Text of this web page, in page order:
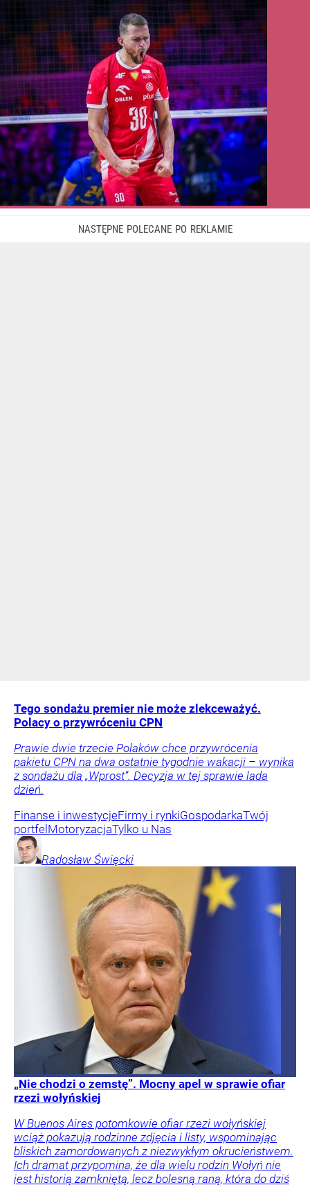
Tego sondażu premier nie może zlekceważyć.
Polacy o przywróceniu CPN
Prawie dwie trzecie Polaków chce przywrócenia
pakietu CPN na dwa ostatnie tygodnie wakacji – wynika
z sondażu dla „Wprost”. Decyzja w tej sprawie lada
dzień.
Finanse i inwestycjeFirmy i rynkiGospodarkaTwój
portfelMotoryzacjaTylko u Nas
Radosław Święcki
„Nie chodzi o zemstę”. Mocny apel w sprawie ofiar
rzezi wołyńskiej
W Buenos Aires potomkowie ofiar rzezi wołyńskiej
wciąż pokazują rodzinne zdjęcia i listy, wspominając
bliskich zamordowanych z niezwykłym okrucieństwem.
Ich dramat przypomina, że dla wielu rodzin Wołyń nie
jest historią zamkniętą, lecz bolesną raną, która do dziś